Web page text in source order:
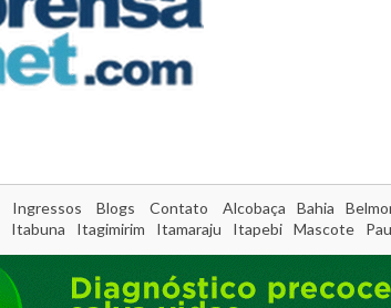
Ingressos Blogs Contato Alcobaça Bahia
Itabuna Itagimirim Itamaraju Itapebi Mascote